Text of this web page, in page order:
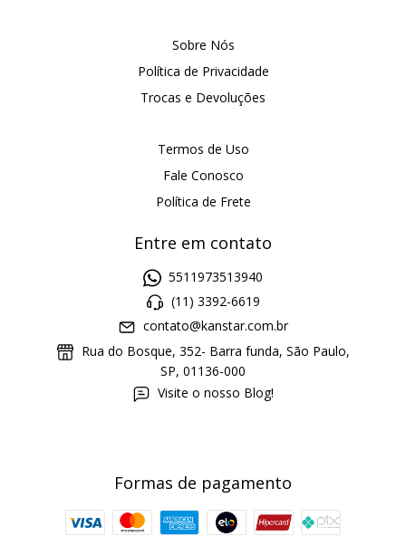
Sobre Nós
Política de Privacidade
Trocas e Devoluções
Termos de Uso
Fale Conosco
Política de Frete
Entre em contato
5511973513940
(11) 3392-6619
contato@kanstar.com.br
Rua do Bosque, 352- Barra funda, São Paulo,
SP, 01136-000
Visite o nosso Blog!
Formas de pagamento